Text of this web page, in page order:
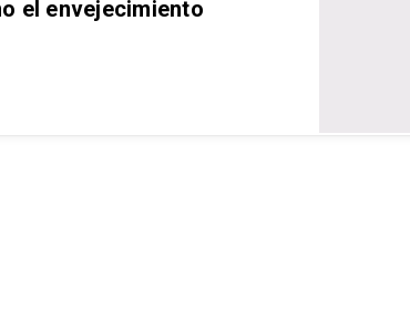
el envejecimiento